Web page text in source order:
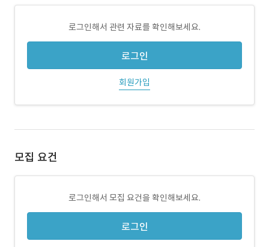
로그인해서 관련 자료를 확인해보세요.
로그인
회원가입
모집 요건
로그인해서 모집 요건을 확인해보세요.
로그인